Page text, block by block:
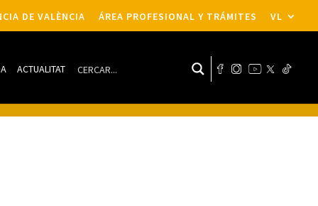
DE VALÈNCIA ÁREA PROFESIONAL Y TRÁMITES VL
ACTUALITAT